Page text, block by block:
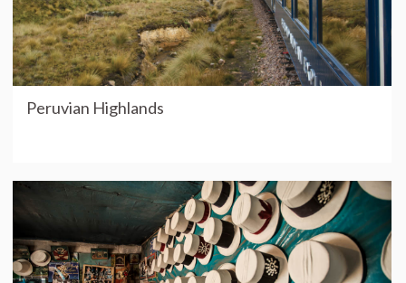
Peruvian Highlands